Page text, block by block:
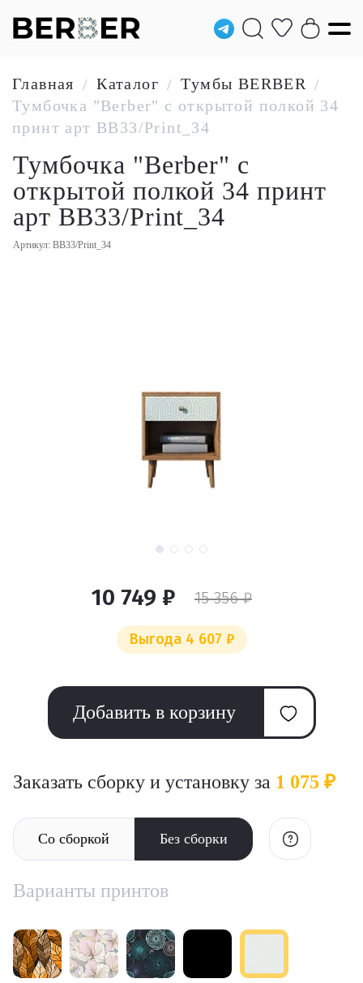
Главная / Каталог / Тумбы BERBER /
Тумбочка "Berber" с открытой полкой 34
принт арт BB33/Print_34
Тумбочка "Berber" с
открытой полкой 34 принт
арт BB33/Print_34
Артикул: BB33/Print_34
10 749 ₽ 15 356 ₽
Выгода 4 607 ₽
Добавить в корзину
Заказать сборку и установку за 1 075 ₽
Со сборкой Без сборки
Варианты принтов